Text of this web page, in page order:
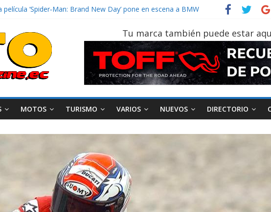
de tener un vehículo gana protagonismo a la hora de decidir
pasar con tu vehículo si permanece varios días sin usar?
al Ecuador 2026, edición 47ª, recorre 7 provincias en 8 días
recibe 12 Sinotruk Bolden para cubrir las rutas de La Vuelta
Tu marca también puede estar
MOTOS TURISMO VARIOS NUEVOS DIRECTORIO
Movilidad Turismo Varios